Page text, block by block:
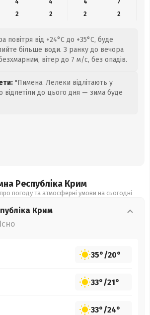
4
4 4
7
2
2 2 2
повітря від +24°C до +35°C, буде
більше води. З ранку до вечора
вітер до 7 м/с, без опадів.
"Пимена. Лелеки відлітають у
відлетіли до цього дня — зима буде
Республіка Крим
погоду та атмосферні умови на сьогодні
Крим
35°/20°
33°/21°
33°/24°